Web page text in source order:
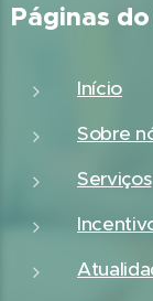
Páginas
Início
Sobre
Serviços